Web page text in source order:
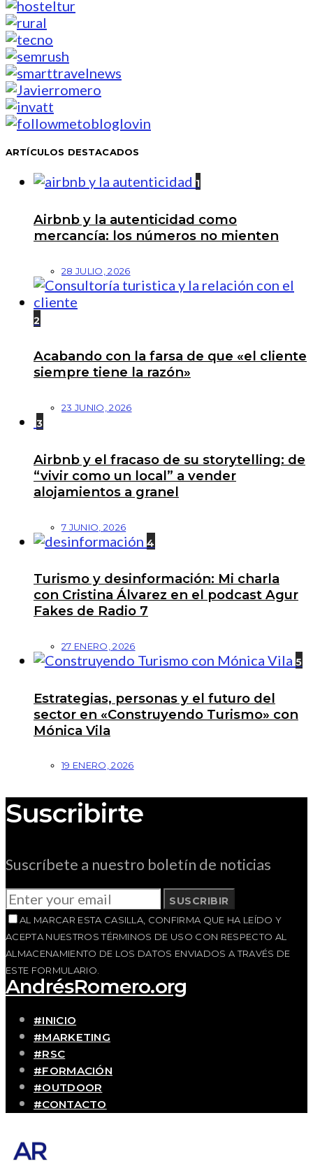
ARTÍCULOS DESTACADOS
1
Airbnb y la autenticidad como
mercancía: los números no mienten
28 JULIO, 2026
2
Acabando con la farsa de que «el cliente
siempre tiene la razón»
23 JUNIO, 2026
3
Airbnb y el fracaso de su storytelling: de
“vivir como un local” a vender
alojamientos a granel
7 JUNIO, 2026
4
Turismo y desinformación: Mi charla
con Cristina Álvarez en el podcast Agur
Fakes de Radio 7
27 ENERO, 2026
5
Estrategias, personas y el futuro del
sector en «Construyendo Turismo» con
Mónica Vila
19 ENERO, 2026
Suscribirte
Suscríbete a nuestro boletín de noticias
SUSCRIBIR
AL MARCAR ESTA CASILLA, CONFIRMA QUE HA LEÍDO Y
ACEPTA NUESTROS TÉRMINOS DE USO CON RESPECTO AL
ALMACENAMIENTO DE LOS DATOS ENVIADOS A TRAVÉS DE
ESTE FORMULARIO.
AndrésRomero.org
#INICIO
#MARKETING
#RSC
#FORMACIÓN
#OUTDOOR
#CONTACTO
Blog personal y profesional de Andrés Romero.